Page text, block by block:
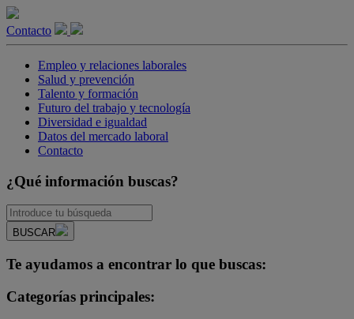
Contacto
Empleo y relaciones laborales
Salud y prevención
Talento y formación
Futuro del trabajo y tecnología
Diversidad e igualdad
Datos del mercado laboral
Contacto
¿Qué información buscas?
BUSCAR
Te ayudamos a encontrar lo que buscas:
Categorías principales: